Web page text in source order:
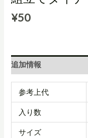
¥50
追加情報
参考上代
入り数
サイズ